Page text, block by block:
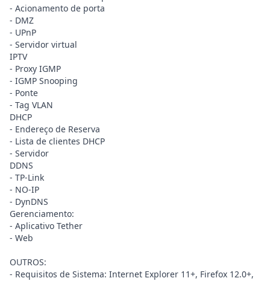
- Acionamento de porta
- DMZ
- UPnP
- Servidor virtual
IPTV
- Proxy IGMP
- IGMP Snooping
- Ponte
- Tag VLAN
DHCP
- Endereço de Reserva
- Lista de clientes DHCP
- Servidor
DDNS
- TP-Link
- NO-IP
- DynDNS
Gerenciamento:
- Aplicativo Tether
- Web
OUTROS:
- Requisitos de Sistema: Internet Explorer 11+, Firefox 12.0+,